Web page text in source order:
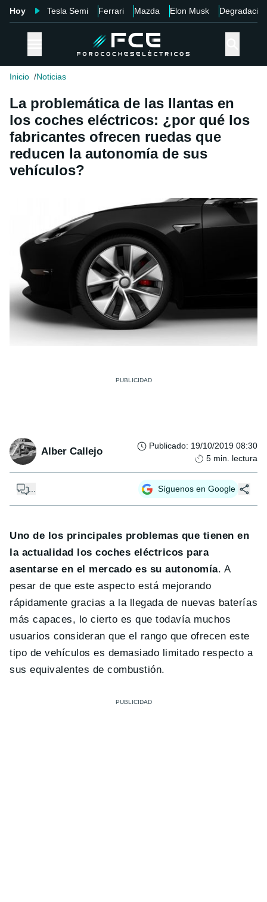
Hoy Tesla Semi Ferrari Mazda Elon Musk Degradación
Inicio Noticias
La problemática de las llantas en
los coches eléctricos: ¿por qué los
fabricantes ofrecen ruedas que
reducen la autonomía de sus
vehículos?
Alber Callejo Publicado: 19/10/2019 08:30
5 min. lectura
Síguenos en Google
Uno de los principales problemas que tienen en
la actualidad los coches eléctricos para
asentarse en el mercado es su autonomía. A
pesar de que este aspecto está mejorando
rápidamente gracias a la llegada de nuevas baterías
más capaces, lo cierto es que todavía muchos
usuarios consideran que el rango que ofrecen este
tipo de vehículos es demasiado limitado respecto a
sus equivalentes de combustión.